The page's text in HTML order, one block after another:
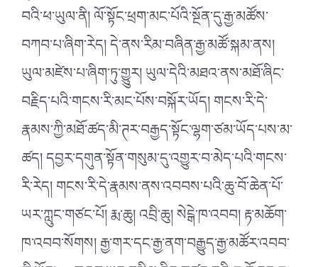
བའི་ཕ་ཡུལ་ནི། ལོ་སྟོང་ཕྲག་མང་པོའི་སྔོན་དུ་རྒྱ་མཚོས་
བཀབ་པ་ཞིག་རེད། དེ་ནས་རིམ་བཞིན་རྒྱ་མཚོ་སྐམ་ནས།
ཡུལ་མཛེས་པ་ཞིག་ཏུ་གྱུུར། ཡུལ་དེའི་མཐའ་ནས་མཐོ་ཞིང་
བརྗིད་པའི་གངས་རི་མང་པོས་བསྐོར་ཡོད། གངས་རི་དེ་
རྣམས་ཀྱི་མཐོ་ཚད་མི་ཊར་བརྒྱད་སྟོང་ལྷག་ཙམ་ཡོད་པས་མ་
ཚད། དབྱར་དགུན་སྟོན་གསུམ་དུ་འགྱུར་བ་མེད་པའི་གངས་
རི་རེད། གངས་རི་དེ་རྣམས་ནས་འབབས་པའི་ཆུ་བོ་ཆེན་པོ་
ཡར་ཀླུང་གཙང་པོ། རྨ་ཆུ། འབྲི་ཆུ། སེངྒེ་ཁ་འབབ། རྟ་མཆོག་
ཁ་འབབ་སོགས། རྒྱ་གར་དང་རྒྱ་ནག་བརྒྱུད་རྒྱ་མཚོར་འབབ་